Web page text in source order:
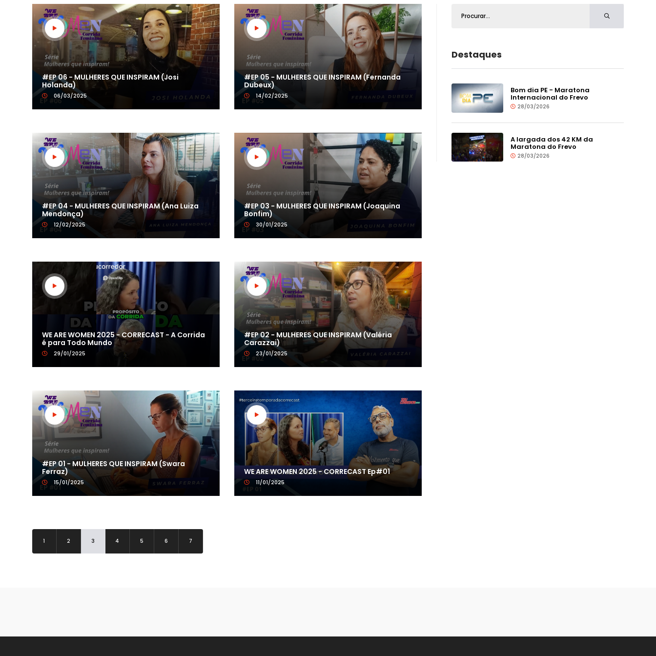
#EP 06 - MULHERES QUE INSPIRAM (Josi
Holanda)
06/03/2025
#EP 05 - MULHERES QUE INSPIRAM (Fernanda
Dubeux)
14/02/2025
#EP 04 - MULHERES QUE INSPIRAM (Ana Luiza
Mendonça)
12/02/2025
#EP 03 - MULHERES QUE INSPIRAM (Joaquina
Bonfim)
30/01/2025
WE ARE WOMEN 2025 - CORRECAST - A Corrida
é para Todo Mundo
29/01/2025
#EP 02 - MULHERES QUE INSPIRAM (Valéria
Carazzai)
23/01/2025
#EP 01 - MULHERES QUE INSPIRAM (Swara
Ferraz)
15/01/2025
WE ARE WOMEN 2025 - CORRECAST Ep#01
11/01/2025
1 2 3 4 5 6 7
Destaques
Bom dia PE - Maratona
Internacional do Frevo
28/03/2026
A largada dos 42 KM da
Maratona do Frevo
28/03/2026